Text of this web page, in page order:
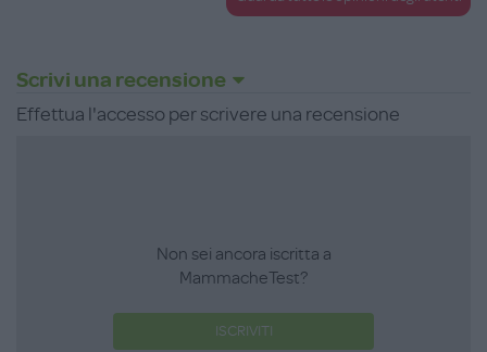
Scrivi una recensione
Effettua l'accesso per scrivere una recensione
Non sei ancora iscritta a
MammacheTest?
ISCRIVITI